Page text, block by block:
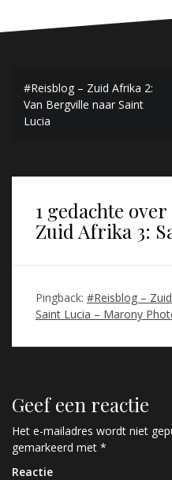
Bericht
navigatie
#Reisblog – Zuid Afrika 2:
Van Bergville naar Saint
Lucia
1 gedachte over
Zuid Afrika 3:
Pingback: #Reisblog –
Saint Lucia – Marony
Geef een reactie
Het e-mailadres wordt niet
gemarkeerd met *
Reactie